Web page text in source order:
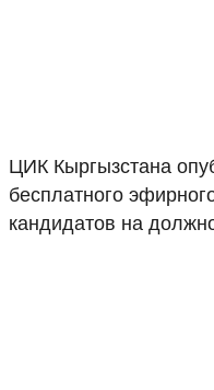
ЦИК Кыргызстана
бесплатного
кандидатов на